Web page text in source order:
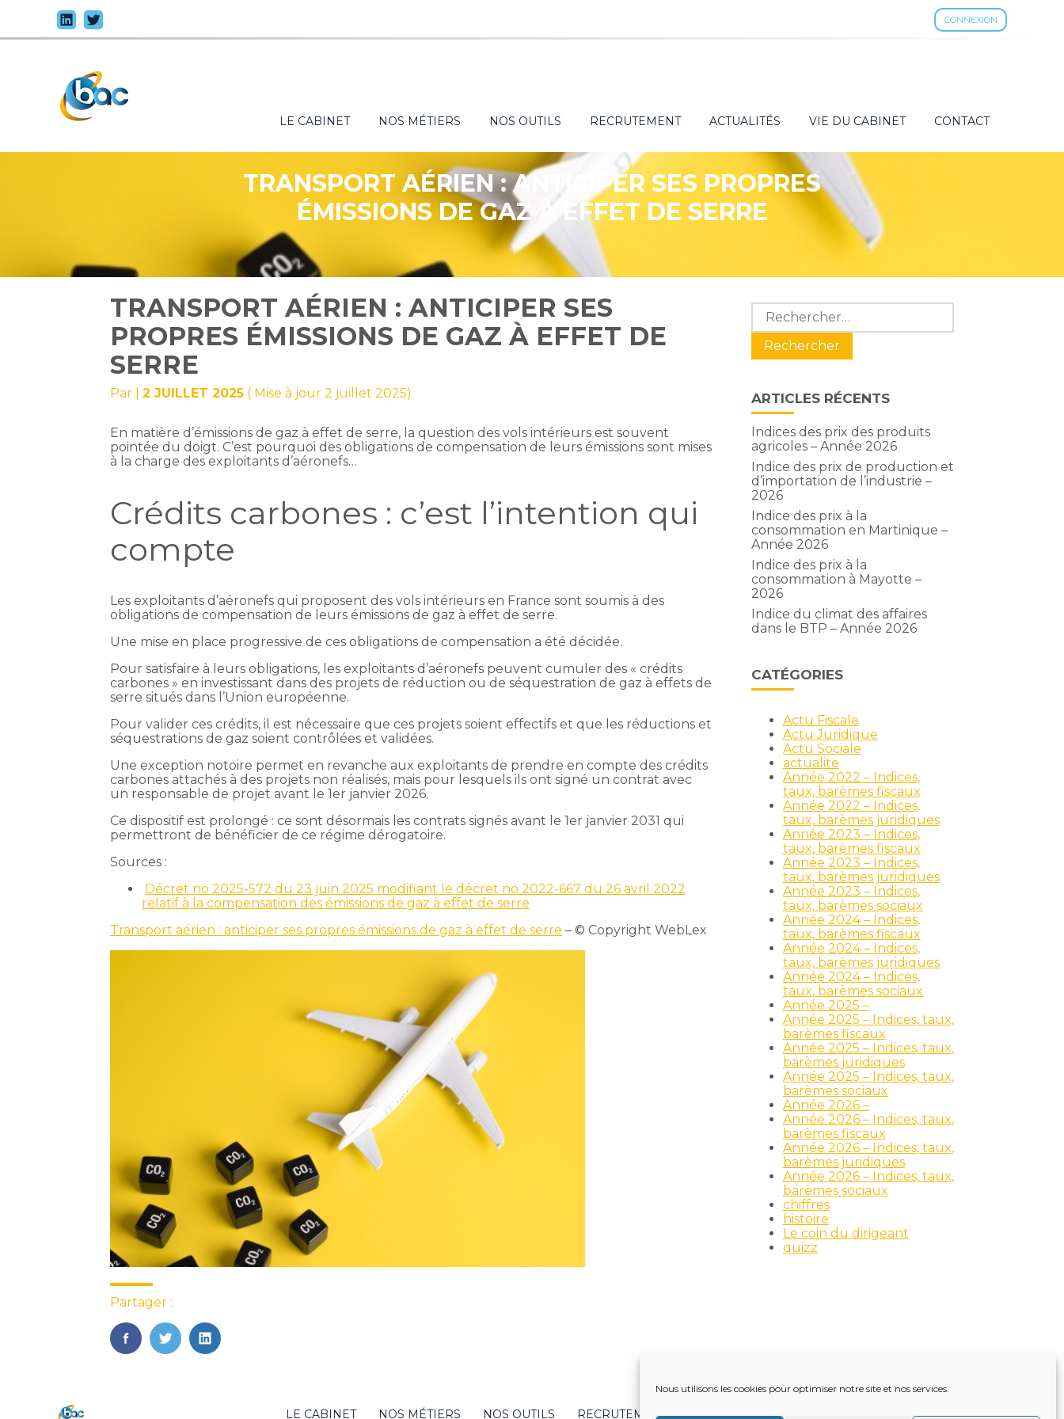
Nous utilisons les cookies pour optimiser notre site et nos services.
CONNEXION
au
Principal
LE CABINET NOS MÉTIERS NOS OUTILS RECRUTEMENT ACTUALITÉS VIE DU CABINET CONTACT
TRANSPORT AÉRIEN : ANTICIPER SES PROPRES
ÉMISSIONS DE GAZ À EFFET DE SERRE
TRANSPORT AÉRIEN : ANTICIPER SES
PROPRES ÉMISSIONS DE GAZ À EFFET DE
SERRE
Par |2 JUILLET 2025 ( Mise à jour 2 juillet 2025)
En matière d’émissions de gaz à effet de serre, la question des vols intérieurs est souvent
pointée du doigt. C’est pourquoi des obligations de compensation de leurs émissions sont mises
à la charge des exploitants d’aéronefs…
Crédits carbones : c’est l’intention qui
compte
Les exploitants d’aéronefs qui proposent des vols intérieurs en France sont soumis à des
obligations de compensation de leurs émissions de gaz à effet de serre.
Une mise en place progressive de ces obligations de compensation a été décidée.
Pour satisfaire à leurs obligations, les exploitants d’aéronefs peuvent cumuler des « crédits
carbones » en investissant dans des projets de réduction ou de séquestration de gaz à effets de
serre situés dans l’Union européenne.
Pour valider ces crédits, il est nécessaire que ces projets soient effectifs et que les réductions et
séquestrations de gaz soient contrôlées et validées.
Une exception notoire permet en revanche aux exploitants de prendre en compte des crédits
carbones attachés à des projets non réalisés, mais pour lesquels ils ont signé un contrat avec
un responsable de projet avant le 1er janvier 2026.
Ce dispositif est prolongé : ce sont désormais les contrats signés avant le 1er janvier 2031 qui
permettront de bénéficier de ce régime dérogatoire.
Sources :
Décret no 2025-572 du 23 juin 2025 modifiant le décret no 2022-667 du 26 avril 2022
relatif à la compensation des émissions de gaz à effet de serre
Transport aérien : anticiper ses propres émissions de gaz à effet de serre – © Copyright WebLex
Partager :
FaceBook
TwitterLinkedIn
Blog
sidebar
Rechercher :
ARTICLES RÉCENTS
Indices des prix des produits
agricoles – Année 2026
Indice des prix de production et
d’importation de l’industrie –
2026
Indice des prix à la
consommation en Martinique –
Année 2026
Indice des prix à la
consommation à Mayotte –
2026
Indice du climat des affaires
dans le BTP – Année 2026
CATÉGORIES
Actu Fiscale
Actu Juridique
Actu Sociale
actualite
Année 2022 – Indices,
taux, barèmes fiscaux
Année 2022 – Indices,
taux, barèmes juridiques
Année 2023 – Indices,
taux, barèmes fiscaux
Année 2023 – Indices,
taux, barèmes juridiques
Année 2023 – Indices,
taux, barèmes sociaux
Année 2024 – Indices,
taux, barèmes fiscaux
Année 2024 – Indices,
taux, barèmes juridiques
Année 2024 – Indices,
taux, barèmes sociaux
Année 2025 –
Année 2025 – Indices, taux,
barèmes fiscaux
Année 2025 – Indices, taux,
barèmes juridiques
Année 2025 – Indices, taux,
barèmes sociaux
Année 2026 –
Année 2026 – Indices, taux,
barèmes fiscaux
Année 2026 – Indices, taux,
barèmes juridiques
Année 2026 – Indices, taux,
barèmes sociaux
chiffres
histoire
Le coin du dirigeant
quizz
Footer
LE CABINET NOS MÉTIERS NOS OUTILS RECRUTEMENT NOTRE ACTUALITÉ VIE DU CABINET CONTACT